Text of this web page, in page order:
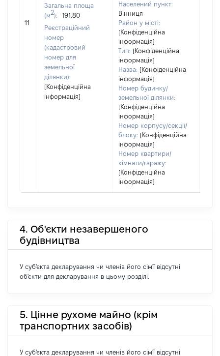
11
Загальна площа
(м2):
191.80
Реєстраційний
номер
(кадастровий
номер для
земельної
ділянки):
[Конфіденційна
інформація]
Населений пункт:
Вінниця
Район у місті:
[Конфіденційна
інформація]
Тип: [Конфіденційна
інформація]
Назва: [Конфіденційна
інформація]
Номер будинку/
земельної ділянки:
[Конфіденційна
інформація]
Номер корпусу/секції/
блоку: [Конфіденційна
інформація]
Номер квартири/
кімнати/гаражу:
[Конфіденційна
інформація]
4. Об'єкти незавершеного
будівництва
У суб'єкта декларування чи членів його сім'ї відсутні
об'єкти для декларування в цьому розділі.
5. Цінне рухоме майно (крім
транспортних засобів)
У суб'єкта декларування чи членів його сім'ї відсутні